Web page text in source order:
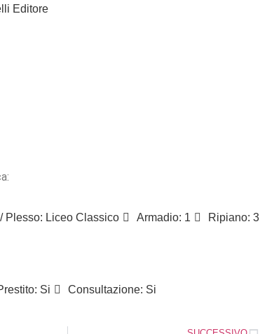
Editore
Plesso: Liceo Classico Armadio: 1 Ripiano: 3
Si Consultazione: Si